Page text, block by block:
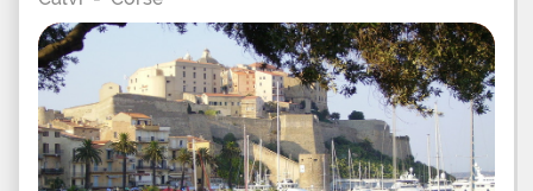
en soirée, le camping propose des animations et
spectacles à destination de tous et à l'ambiance
festive. Enfin pour vous restaurer, vous pourrez
profiter sur place d'un bar en extérieur et du
restaurant-pizzeria à la décoration cow-boy
proposant aussi divers plats à emporter ainsi que
des nombreux commerces de la commune à
proximité. A partir de ce camping situé entre mer
et montagne, partez à la découverte de la Balagne,